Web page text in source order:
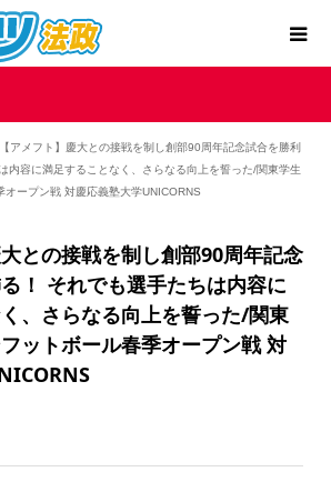
【アメフト】慶大との接戦を制し創部90周年記念試合を勝利
内容に満足することなく、さらなる向上を誓った/関東学生
オープン戦 対慶応義塾大学UNICORNS
大との接戦を制し創部90周年記念
！ それでも選手たちは内容に
、さらなる向上を誓った/関東
ットボール春季オープン戦 対